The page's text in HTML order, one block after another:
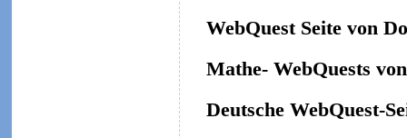
WebQuest Seite von
Mathe- WebQuests
Deutsche WebQuest-